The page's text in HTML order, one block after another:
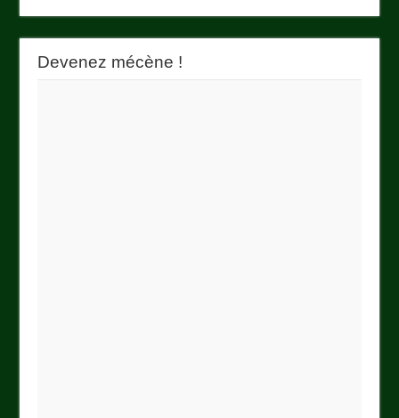
Devenez mécène !